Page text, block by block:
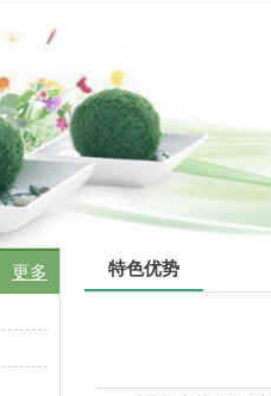
更多 特色优势